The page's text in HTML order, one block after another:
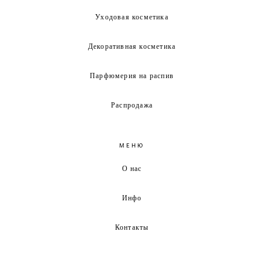
Уходовая косметика
Декоративная косметика
Парфюмерия на распив
Распродажа
МЕНЮ
О нас
Инфо
Контакты